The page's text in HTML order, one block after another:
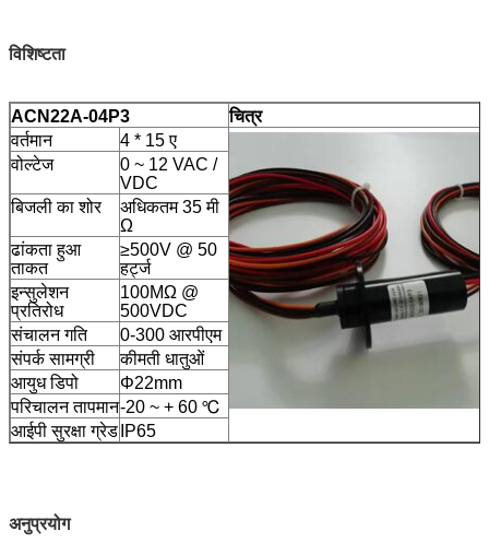
विशिष्टता
ACN22A-04P3
चित्र
वर्तमान
4 * 15 ए
वोल्टेज
0 ~ 12 VAC /
VDC
बिजली का शोर
अधिकतम 35 मी
Ω
ढांकता हुआ
ताकत
≥500V @ 50
हर्ट्ज
इन्सुलेशन
प्रतिरोध
100MΩ @
500VDC
संचालन गति
0-300 आरपीएम
संपर्क सामग्री
कीमती धातुओं
आयुध डिपो
Φ22mm
परिचालन तापमान-20 ~ + 60 ℃
आईपी ​​सुरक्षा ग्रेड IP65
अनुप्रयोग